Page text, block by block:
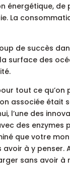
énergétique, de
La
de succès
surface des
tout ce
associée était
l’une des
des
que votre
à y
sans avoir à